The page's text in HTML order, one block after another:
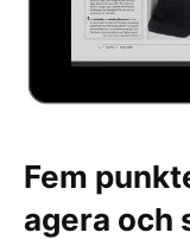
Fem
agera och